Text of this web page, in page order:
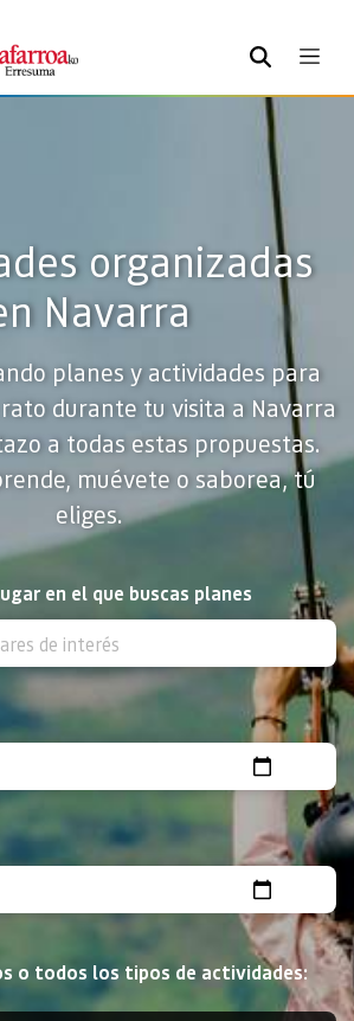
BUSCAR
organizadas
Navarra
planes y actividades para
durante tu visita a Navarra
a todas estas propuestas.
muévete o saborea, tú
eliges.
en el que buscas planes
o todos los tipos de actividades: